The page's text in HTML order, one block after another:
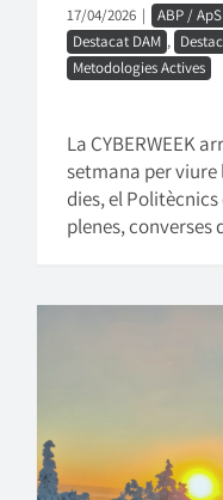
17/04/2026 | ABP / ApS
Destacat DAM ,
Metodologies Actives
La CYBERWEEK
setmana per
dies, el
plenes, converses